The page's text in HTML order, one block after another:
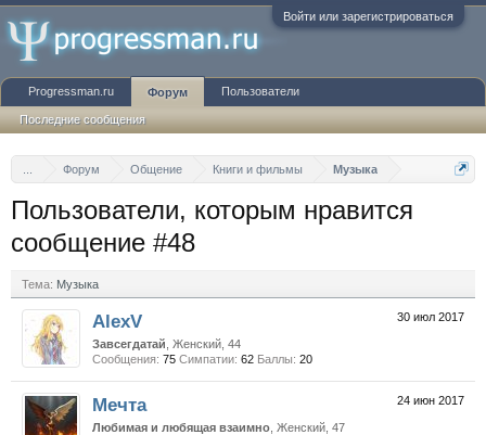
Войти или зарегистрироваться
Форум Общение Книги и фильмы Музыка
Пользователи, которым нравится
сообщение #48
Тема: Музыка
30 июл 2017
AlexV
Завсегдатай , Женский, 44
Сообщения: 75 Симпатии: 62 Баллы: 20
24 июн 2017
Мечта
Любимая и любящая взаимно , Женский, 47
Progressman.ru Форум
Последние сообщения
Пользователи